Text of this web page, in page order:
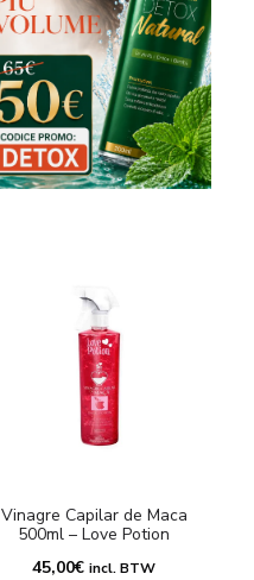
Vinagre Capilar de Maca
500ml – Love Potion
45,00€ incl. BTW